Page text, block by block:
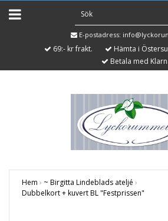
E-postadress:
69:- kr frakt.
Hämta i
Betala med
Hem › ~ Birgitta Lindeblads ateljé ›
Dubbelkort + kuvert BL "Festprissen"